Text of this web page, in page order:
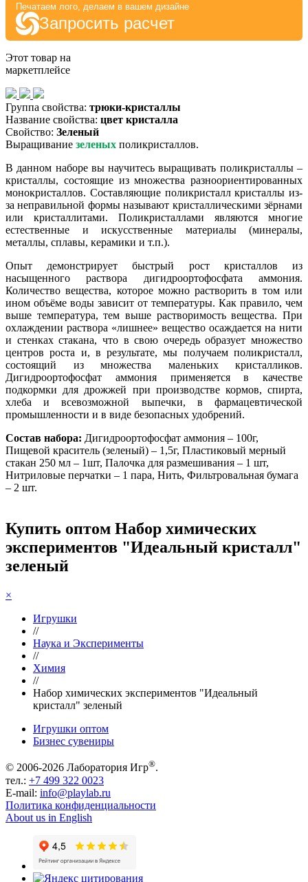
Печатаем лого, делаем в вашем дизайне
Запросить расчет
Этот товар на
маркетплейсе
Группа свойства: трюки-кристаллы
Название свойства: цвет кристалла
Свойство: Зеленый
Выращивание зеленых поликристаллов.
В данном наборе вы научитесь выращивать поликристаллы –
кристаллы, состоящие из множества разноориентированных
монокристаллов. Составляющие поликристалл кристаллы из-
за неправильной формы называют кристаллическими зёрнами
или кристаллитами. Поликристаллами являются многие
естественные и искусственные материалы (минералы,
металлы, сплавы, керамики и т.п.).
Опыт демонстрирует быстрый рост кристаллов из
насыщенного раствора дигидроортофосфата аммония.
Количество вещества, которое можно растворить в том или
ином объёме воды зависит от температуры. Как правило, чем
выше температура, тем выше растворимость вещества. При
охлаждении раствора «лишнее» вещество осаждается на нити
и стенках стакана, что в свою очередь образует множество
центров роста и, в результате, мы получаем поликристалл,
состоящий из множества маленьких кристалликов.
Дигидроортофосфат аммония применяется в качестве
подкормки для дрожжей при производстве кормов, спирта,
хлеба и всевозможной выпечки, в фармацевтической
промышленности и в виде безопасных удобрений.
Состав набора: Дигидроортофосфат аммония – 100г,
Пищевой краситель (зеленый) – 1,5г, Пластиковый мерный
стакан 250 мл – 1шт, Палочка для размешивания – 1 шт,
Нитриловые перчатки – 1 пара, Нить, Фильтровальная бумага
– 2 шт.
Купить оптом Набор химических
экспериментов "Идеальный кристалл"
зеленый
×
Игрушки
//
Наука и Эксперименты
//
Химия
//
Набор химических экспериментов "Идеальный
кристалл" зеленый
Игрушки оптом
Бизнес сувениры
© 2006-2026 Лаборатория Игр®.
тел.: +7 499 322 0023
E-mail: info@playlab.ru
Политика конфиденциальности
About us in English